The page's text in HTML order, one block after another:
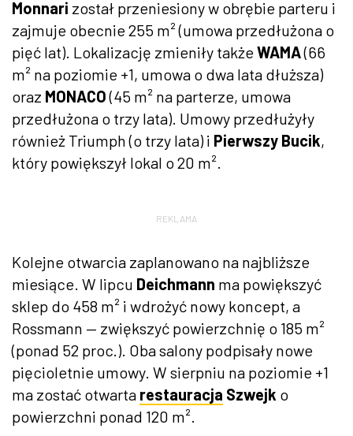
Monnari został przeniesiony w obrębie parteru i
zajmuje obecnie 255 m² (umowa przedłużona o
pięć lat). Lokalizację zmieniły takżeWAMA(66
m² na poziomie +1, umowa o dwa lata dłuższa)
oraz MONACO(45 m² na parterze, umowa
przedłużona o trzy lata). Umowy przedłużyły
również Triumph (o trzy lata) i Pierwszy Bucik,
który powiększył lokal o 20 m².
REKLAMA
Kolejne otwarcia zaplanowano na najbliższe
miesiące. W lipcu Deichmann ma powiększyć
sklep do 458 m² i wdrożyć nowy koncept, a
Rossmann — zwiększyć powierzchnię o 185 m²
(ponad 52 proc.). Oba salony podpisały nowe
pięcioletnie umowy. W sierpniu na poziomie +1
ma zostać otwarta restauracja Szwejk o
powierzchni ponad 120 m².